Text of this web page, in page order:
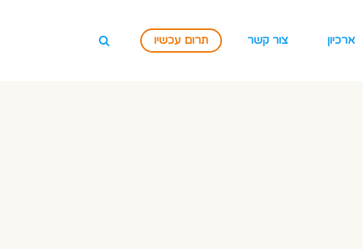
ארכיון צור קשר תרום עכשיו